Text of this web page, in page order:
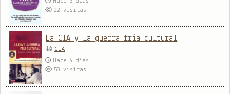
22visitas
La CIA y la guerra fría cultural
CIA
Hace 4 días
58visitas